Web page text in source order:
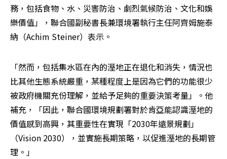
務，包括食物、水、災害防治、劇烈氣候防治、文化和娛
樂價值」，聯合國副秘書長兼環境署執行主任阿齊姆施泰
納（Achim Steiner）表示。
「然而，包括集水區在內的溼地正在退化和消失，情況也
比其他生態系統嚴重，某種程度上是因為它們的功能很少
被政府機關充份理解，並給予足夠的重要決策考量」。他
補充，「因此，聯合國環境規劃署對於肯亞能認識溼地的
價值感到高興，其重要性在實現「2030年遠景規劃」
（Vision 2030），並實施長期策略，以促進溼地的長期管
理。」